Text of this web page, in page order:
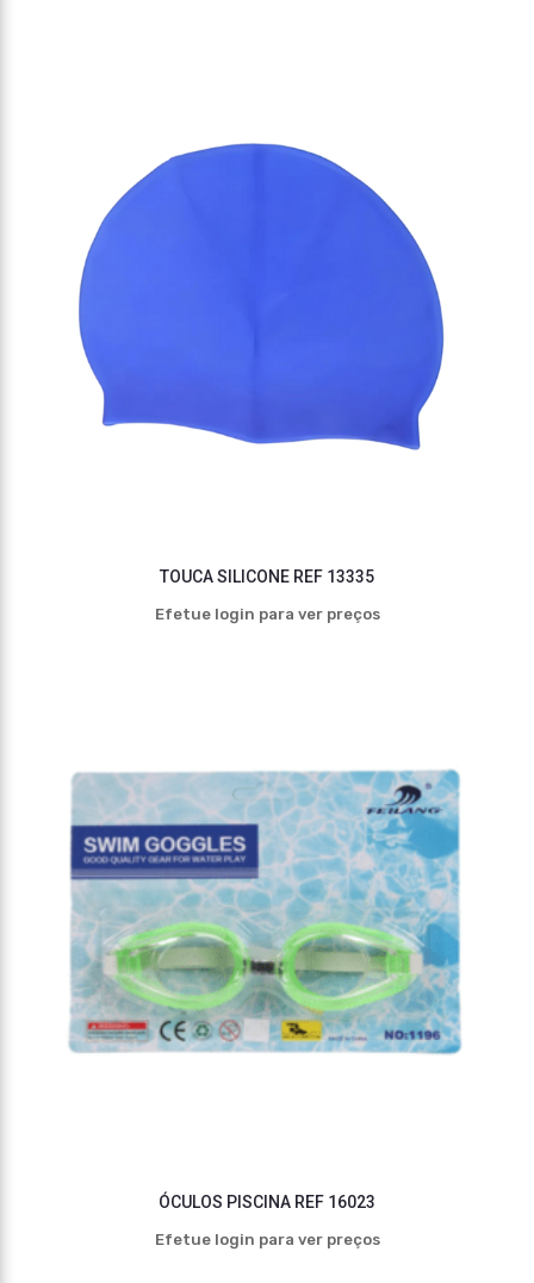
TOUCA SILICONE REF 13335
Efetue login para ver preços
ÓCULOS PISCINA REF 16023
Efetue login para ver preços